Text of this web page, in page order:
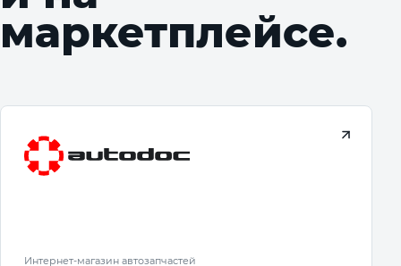
маркетплейсе.
Интернет-магазин автозапчастей